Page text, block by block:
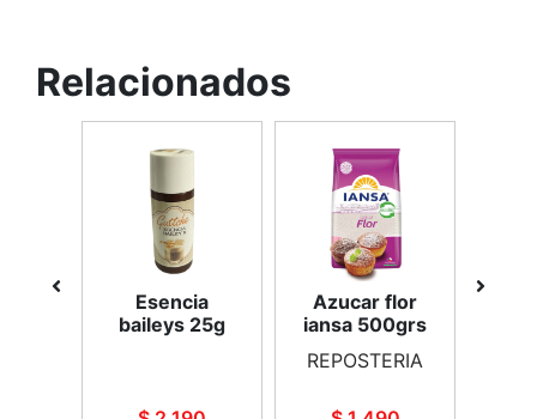
Relacionados
Esencia
baileys 25g
Azucar flor
iansa 500grs
REPOSTERIA